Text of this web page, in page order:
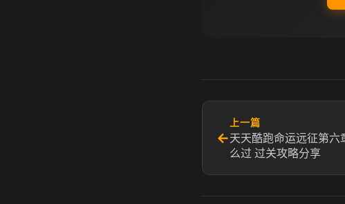
←
上一篇
天天酷跑命运远征第六
么过 过关攻略分享